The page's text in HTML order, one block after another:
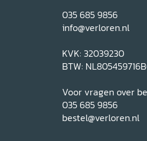
035 685 9856
info@verloren.nl
KVK: 32039230
BTW:
Voor vragen over
035 685 9856
bestel@verloren.nl